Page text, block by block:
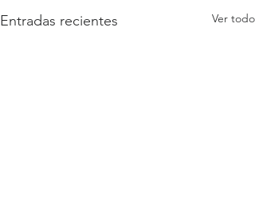
Entradas recientes Ver todo